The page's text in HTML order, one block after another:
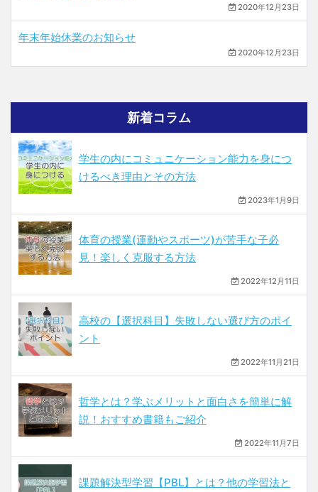
2020年12月23日
年末年始休業のお知らせ
2020年12月23日
新着コラム
学生の内にコミュニケーション能力を身につ
けるべき理由とその方法
2023年1月9日
体育の授業(運動やスポーツ)が苦手な子必
見！楽しく克服する方法
2022年12月11日
高校の【選択科目】失敗しない選び方のポイ
ント
2022年11月21日
哲学とは？学ぶメリットと面白さを簡単に解
説！おすすめ書籍もご紹介
2022年11月7日
課題解決型学習【PBL】とは？他の学習法と